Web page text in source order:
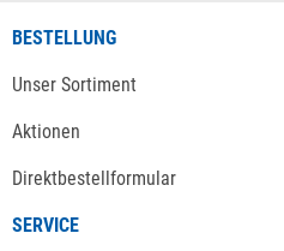
BESTELLUNG
Unser Sortiment
Aktionen
Direktbestellformular
SERVICE